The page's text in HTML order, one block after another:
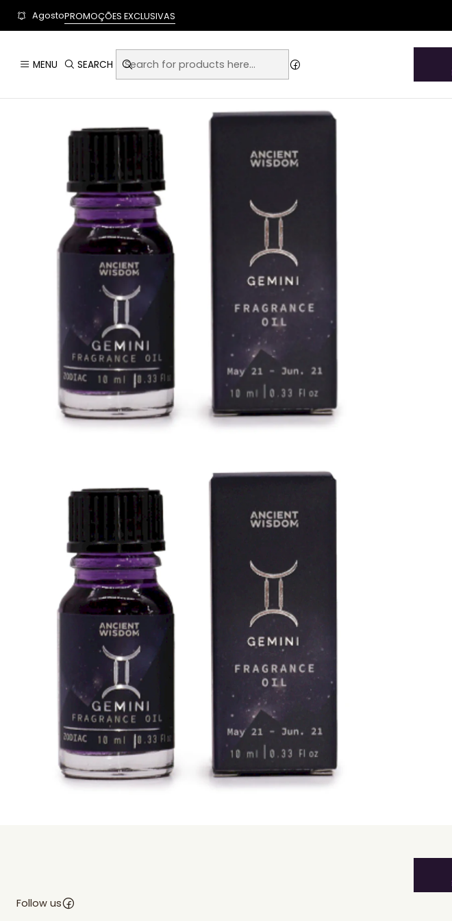
User-agent: * Allow: / Sitemap: https://www.auraemporium.pt/sitemap.xml
MENU SEARCH
AgostoPROMOÇÕES EXCLUSIVAS
Home
Artigos Esotéricos Óleos de Fragrância
Follow us